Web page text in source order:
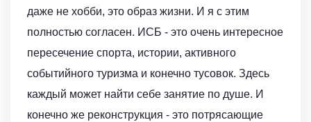
даже не хобби, это образ жизни. И я с этим
полностью согласен. ИСБ - это очень интересное
пересечение спорта, истории, активного
событийного туризма и конечно тусовок. Здесь
каждый может найти себе занятие по душе. И
конечно же реконструкция - это потрясающие